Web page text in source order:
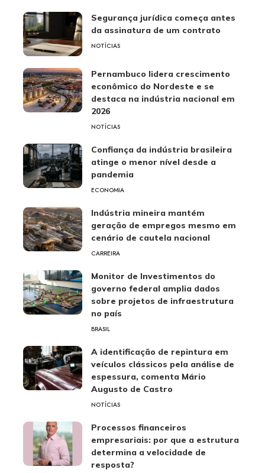
Segurança jurídica começa antes
da assinatura de um contrato
NOTÍCIAS
Pernambuco lidera crescimento
econômico do Nordeste e se
destaca na indústria nacional em
2026
NOTÍCIAS
Confiança da indústria brasileira
atinge o menor nível desde a
pandemia
ECONOMIA
Indústria mineira mantém
geração de empregos mesmo em
cenário de cautela nacional
CARREIRA
Monitor de Investimentos do
governo federal amplia dados
sobre projetos de infraestrutura
no país
BRASIL
A identificação de repintura em
veículos clássicos pela análise de
espessura, comenta Mário
Augusto de Castro
NOTÍCIAS
Processos financeiros
empresariais: por que a estrutura
determina a velocidade de
resposta?